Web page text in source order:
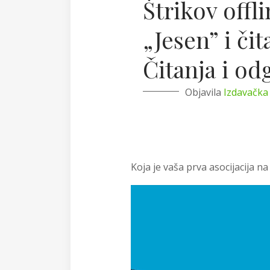
Štrikov
„Jesen” i
Čitanja i
Objavila
Koja je vaša prva asocijacija na